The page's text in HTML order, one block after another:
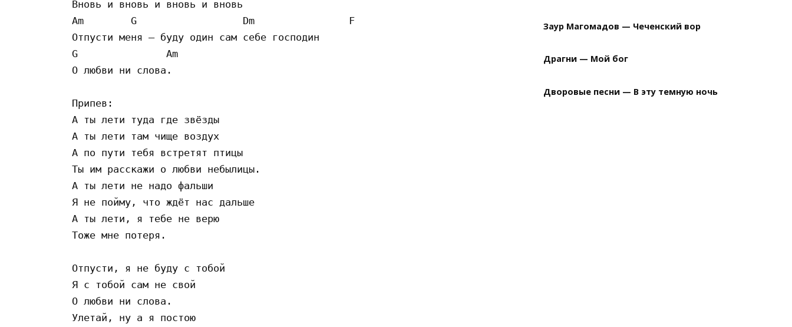
Вновь и вновь и вновь и вновь
Am        G                  Dm                F
Отпусти меня — буду один сам себе господин
G               Am
О любви ни слова.
Припев:
А ты лети туда где звёзды
А ты лети там чище воздух
А по пути тебя встретят птицы
Ты им расскажи о любви небылицы.
А ты лети не надо фальши
Я не пойму, что ждёт нас дальше
А ты лети, я тебе не верю
Тоже мне потеря.
Отпусти, я не буду с тобой
Я с тобой сам не свой
О любви ни слова.
Улетай, ну а я постою
Заур Магомадов — Чеченский вор
Драгни — Мой бог
Дворовые песни — В эту темную ночь